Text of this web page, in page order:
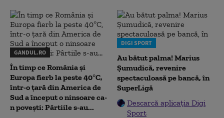
GANDUL.RO
În timp ce România și
Europa fierb la peste 40°C,
într-o țară din America de
Sud a început o ninsoare ca-
n povești: Pârtiile s-au...
DIGI SPORT
Au bătut palma! Marius
Șumudică, revenire
spectaculoasă pe bancă, în
SuperLigă
Descarcă aplicația Digi
Sport